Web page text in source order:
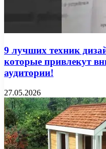
9 лучших техник
которые привлекут
аудитории!
27.05.2026